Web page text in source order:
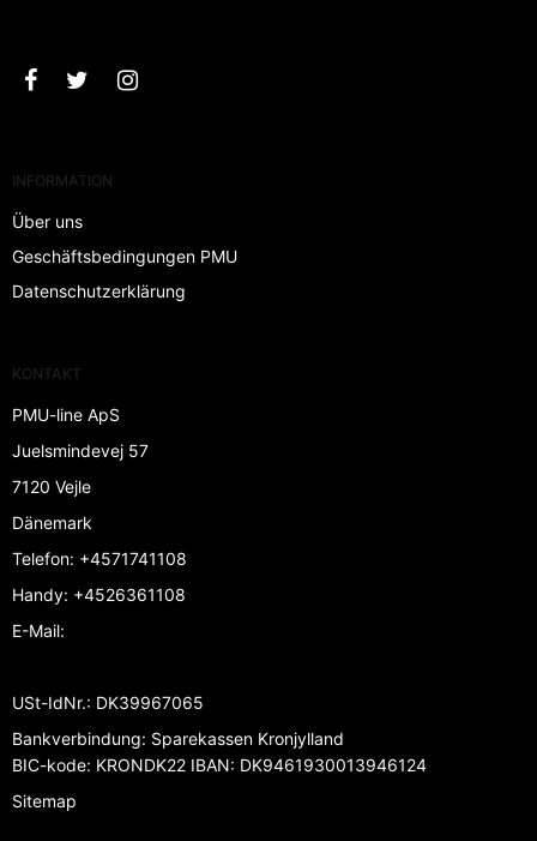
INFORMATION
Über uns
Geschäftsbedingungen PMU
Datenschutzerklärung
KONTAKT
PMU-line ApS
Juelsmindevej 57
7120 Vejle
Dänemark
Telefon: +4571741108
Handy: +4526361108
E-Mail:
USt-IdNr.: DK39967065
Bankverbindung: Sparekassen Kronjylland
BIC-kode: KRONDK22 IBAN: DK9461930013946124
Sitemap